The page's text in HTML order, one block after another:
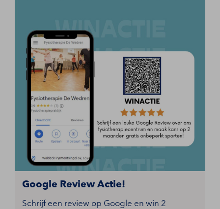
Google Review Actie!
Schrijf een review op Google en win 2